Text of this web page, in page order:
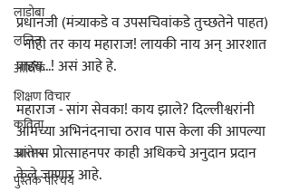
लाडोबा
ललित
आर्थिक
शिक्षण विचार
कविता
आरोग्य
पुस्तक परिचय
प्रधानजी (मंत्र्याकडे व उपसचिवांकडे तुच्छतेने पाहत)
- नाही तर काय महाराज! लायकी नाय अन्‌‍ आरशात
पाहय...! असं आहे हे.
महाराज - सांग सेवका! काय झाले? दिल्लीश्वरांनी
आमच्या अभिनंदनाचा ठराव पास केला की आपल्या
प्रांतास प्रोत्साहनपर काही अधिकचे अनुदान प्रदान
केले जाणार आहे.